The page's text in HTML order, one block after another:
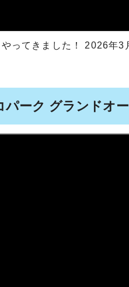
ってきました！ 2026年
パーク グランドオ